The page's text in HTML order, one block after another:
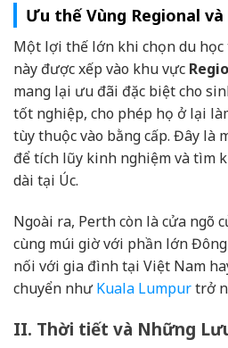
Ưu thế Vùng Regional
Một lợi thế lớn khi chọn du
này được xếp vào khu vực
mang lại ưu đãi đặc biệt cho
tốt nghiệp, cho phép họ ở lại
tùy thuộc vào bằng cấp. Đây là
để tích lũy kinh nghiệm và tìm
dài tại Úc.
Ngoài ra, Perth còn là cửa ngõ
cùng múi giờ với phần lớn
nối với gia đình tại Việt Nam
chuyển nhưKuala Lumpurtrở
II. Thời tiết và Những